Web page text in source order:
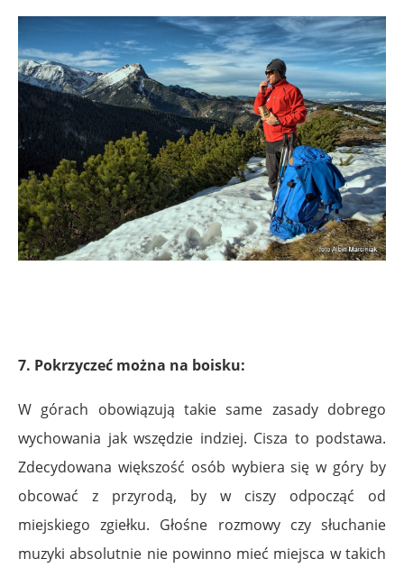
7. Pokrzyczeć można na boisku:
W górach obowiązują takie same zasady dobrego
wychowania jak wszędzie indziej. Cisza to podstawa.
Zdecydowana większość osób wybiera się w góry by
obcować z przyrodą, by w ciszy odpocząć od
miejskiego zgiełku. Głośne rozmowy czy słuchanie
muzyki absolutnie nie powinno mieć miejsca w takich